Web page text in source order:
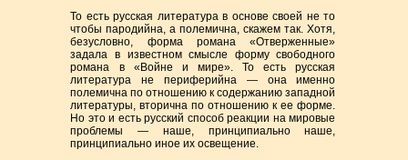
То есть русская литература в основе своей не то
чтобы пародийна, а полемична, скажем так. Хотя,
безусловно, форма романа «Отверженные»
задала в известном смысле форму свободного
романа в «Войне и мире». То есть русская
литература не периферийна — она именно
полемична по отношению к содержанию западной
литературы, вторична по отношению к ее форме.
Но это и есть русский способ реакции на мировые
проблемы — наше, принципиально наше,
принципиально иное их освещение.